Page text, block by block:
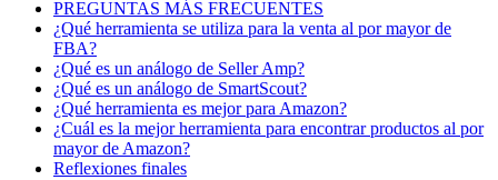
PREGUNTAS MÁS FRECUENTES
¿Qué herramienta se utiliza para la venta al por mayor de
FBA?
¿Qué es un análogo de Seller Amp?
¿Qué es un análogo de SmartScout?
¿Qué herramienta es mejor para Amazon?
¿Cuál es la mejor herramienta para encontrar productos al por
mayor de Amazon?
Reflexiones finales